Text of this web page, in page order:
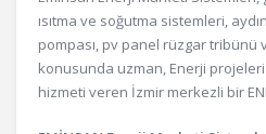
ısıtma ve soğutma sistemleri,
pompası, pv panel rüzgar tribünü
konusunda uzman, Enerji projeleri
hizmeti veren İzmir merkezli bir